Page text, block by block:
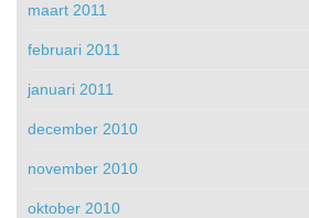
maart 2011
februari 2011
januari 2011
december 2010
november 2010
oktober 2010